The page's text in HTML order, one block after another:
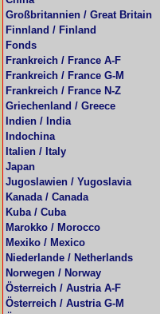
Großbritannien / Great Britain
Finnland / Finland
Fonds
Frankreich / France A-F
Frankreich / France G-M
Frankreich / France N-Z
Griechenland / Greece
Indien / India
Indochina
Italien / Italy
Japan
Jugoslawien / Yugoslavia
Kanada / Canada
Kuba / Cuba
Marokko / Morocco
Mexiko / Mexico
Niederlande / Netherlands
Norwegen / Norway
Österreich / Austria A-F
Österreich / Austria G-M